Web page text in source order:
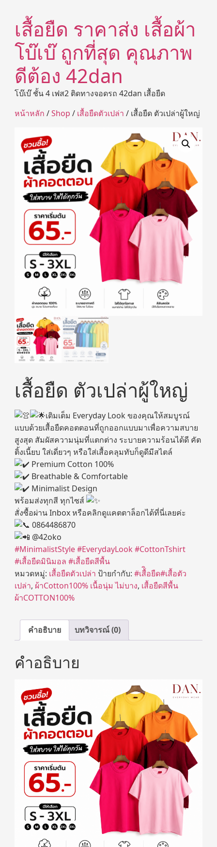
เสื้อยืด ราคาส่ง เสื้อผ้า
โบ๊เบ๊ ถูกที่สุด คุณภาพ
ดีต้อง 42dan
โบ๊เบ๊ ชั้น 4 เฟส2 ติดทางจอดรถ 42dan เสื้อยืด
หน้าหลัก /Shop / เสื้อยืดตัวเปล่า / เสื้อยืด ตัวเปล่าผู้ใหญ่
เสื้อยืด ตัวเปล่าผู้ใหญ่
เติมเต็ม Everyday Look ของคุณให้สมบูรณ์
แบบด้วยเสื้อยืดคอตตอนที่ถูกออกแบบมาเพื่อความสบาย
สูงสุด สัมผัสความนุ่มที่แตกต่าง ระบายความร้อนได้ดี คัต
ติ้งเนี้ยบ ใส่เดี่ยวๆ หรือใส่เสื้อคลุมทับก็ดูดีมีสไตล์
Premium Cotton 100%
Breathable & Comfortable
Minimalist Design
พร้อมส่งทุกสี ทุกไซส์
สั่งซื้อผ่าน Inbox หรือคลิกดูแคตตาล็อกได้ที่นี่เลยค่ะ
0864486870
@42oko
#MinimalistStyle#EverydayLook #CottonTshirt
#เสื้อยืดมินิมอล #เสื้อยืดสีพื้น
หมวดหมู่: เสื้อยืดตัวเปล่า ป้ายกำกับ: #เสื้ิอยืด#เสื้อตัว
เปล่า, ผ้าCotton100% เนื้อนุ่ม ไม่บาง, เสื้อยืดสีพื้น
ผ้าCOTTON100%
คำอธิบาย บทวิจารณ์ (0)
คำอธิบาย